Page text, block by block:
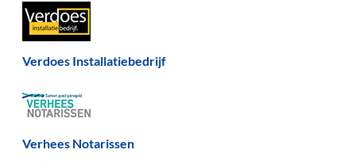
Verdoes Installatiebedrijf
Verhees Notarissen